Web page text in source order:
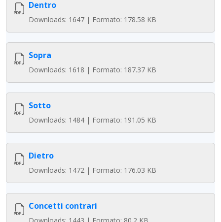
Dentro
Downloads: 1647 | Formato: 178.58 KB
Sopra
Downloads: 1618 | Formato: 187.37 KB
Sotto
Downloads: 1484 | Formato: 191.05 KB
Dietro
Downloads: 1472 | Formato: 176.03 KB
Concetti contrari